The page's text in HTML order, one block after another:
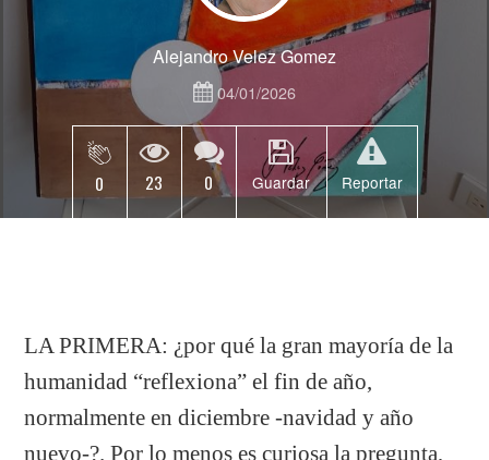
Alejandro Velez Gomez
04/01/2026
0 23 0 Guardar Reportar
LA PRIMERA: ¿por qué la gran mayoría de la
humanidad “reflexiona” el fin de año,
normalmente en diciembre -navidad y año
nuevo-?. Por lo menos es curiosa la pregunta,